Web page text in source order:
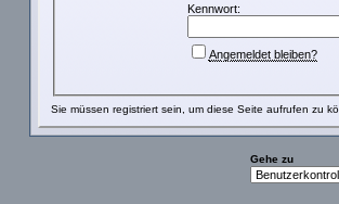
Kennwort:
Angemeldet bleiben?
Sie müssen registriert sein, um diese Seite aufrufen zu
Gehe zu